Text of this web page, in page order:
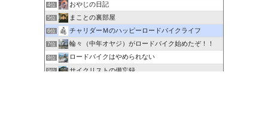
4位 おやじの日記
5位 まことの裏部屋
6位 チャリダーＭのハッピーロードバイクライフ
7位 輪々（中年オヤジ）がロードバイク始めたぞ！！
8位 ロードバイクはやめられない
9位 サイクリストの備忘録